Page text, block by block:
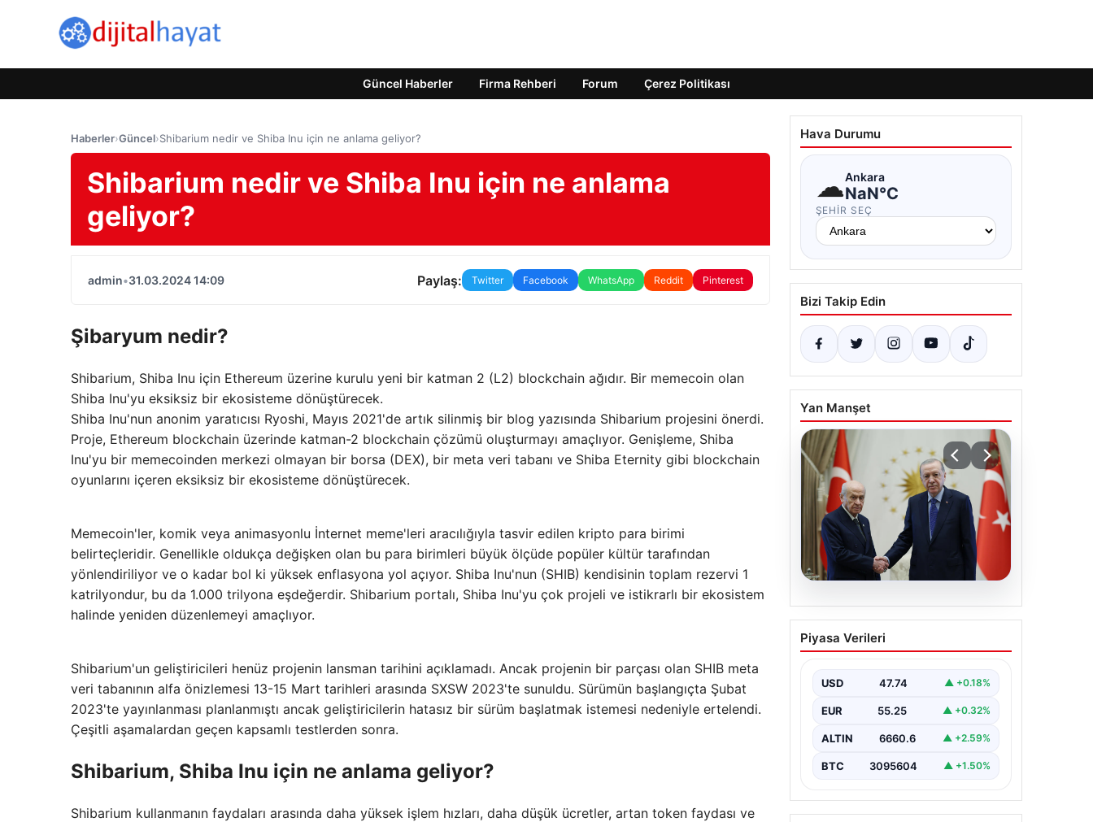
Güncel Haberler Firma Rehberi Forum Çerez Politikası
Haberler›Güncel›Shibarium nedir ve Shiba Inu için ne anlama geliyor?
Shibarium nedir ve Shiba Inu için ne anlama
geliyor?
admin•31.03.2024 14:09 Paylaş: Twitter Facebook WhatsApp Reddit Pinterest
Şibaryum nedir?
Shibarium, Shiba Inu için Ethereum üzerine kurulu yeni bir katman 2 (L2) blockchain ağıdır. Bir memecoin olan
Shiba Inu'yu eksiksiz bir ekosisteme dönüştürecek.
Shiba Inu'nun anonim yaratıcısı Ryoshi, Mayıs 2021'de artık silinmiş bir blog yazısında Shibarium projesini önerdi.
Proje, Ethereum blockchain üzerinde katman-2 blockchain çözümü oluşturmayı amaçlıyor. Genişleme, Shiba
Inu'yu bir memecoinden merkezi olmayan bir borsa (DEX), bir meta veri tabanı ve Shiba Eternity gibi blockchain
oyunlarını içeren eksiksiz bir ekosisteme dönüştürecek.
Memecoin'ler, komik veya animasyonlu İnternet meme'leri aracılığıyla tasvir edilen kripto para birimi
belirteçleridir. Genellikle oldukça değişken olan bu para birimleri büyük ölçüde popüler kültür tarafından
yönlendiriliyor ve o kadar bol ki yüksek enflasyona yol açıyor. Shiba Inu'nun (SHIB) kendisinin toplam rezervi 1
katrilyondur, bu da 1.000 trilyona eşdeğerdir. Shibarium portalı, Shiba Inu'yu çok projeli ve istikrarlı bir ekosistem
halinde yeniden düzenlemeyi amaçlıyor.
Shibarium'un geliştiricileri henüz projenin lansman tarihini açıklamadı. Ancak projenin bir parçası olan SHIB meta
veri tabanının alfa önizlemesi 13-15 Mart tarihleri ​​arasında SXSW 2023'te sunuldu. Sürümün başlangıçta Şubat
2023'te yayınlanması planlanmıştı ancak geliştiricilerin hatasız bir sürüm başlatmak istemesi nedeniyle ertelendi.
Çeşitli aşamalardan geçen kapsamlı testlerden sonra.
Shibarium, Shiba Inu için ne anlama geliyor?
Shibarium kullanmanın faydaları arasında daha yüksek işlem hızları, daha düşük ücretler, artan token faydası ve
Hava Durumu
☁Ankara
NaN°C
ŞEHIR SEÇ
Bizi Takip Edin
Yan Manşet
Cumhurbaşkanı
Erdoğan, Devlet Bahçeli
Piyasa Verileri
USD 47.74 ▲ +0.18%
EUR 55.25 ▲ +0.32%
ALTIN 6660.6 ▲ +2.59%
BTC 3095604 ▲ +1.50%